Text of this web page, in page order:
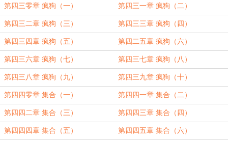
第四三零章 疯狗（一） 第四三一章 疯狗（二）
第四三二章 疯狗（三） 第四三三章 疯狗（四）
第四三四章 疯狗（五） 第四二五章 疯狗（六）
第四三六章 疯狗（七） 第四三七章 疯狗（八）
第四三八章 疯狗（九） 第四三九章 疯狗（十）
第四四零章 集合（一） 第四四一章 集合（二）
第四四二章 集合（三） 第四四三章 集合（四）
第四四四章 集合（五） 第四四五章 集合（六）